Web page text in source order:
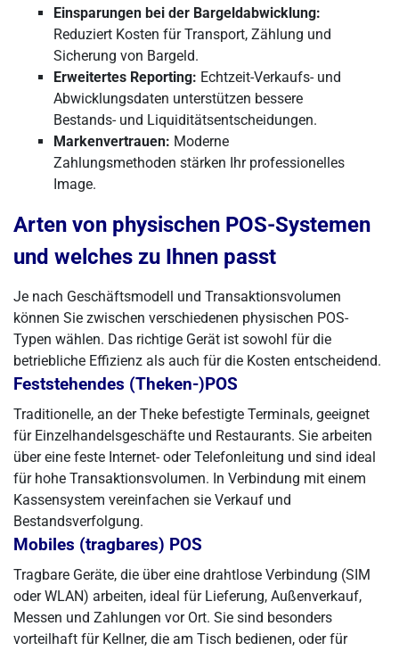
Einsparungen bei der Bargeldabwicklung:
Reduziert Kosten für Transport, Zählung und
Sicherung von Bargeld.
Erweitertes Reporting: Echtzeit-Verkaufs- und
Abwicklungsdaten unterstützen bessere
Bestands- und Liquiditätsentscheidungen.
Markenvertrauen: Moderne
Zahlungsmethoden stärken Ihr professionelles
Image.
Arten von physischen POS-Systemen
und welches zu Ihnen passt
Je nach Geschäftsmodell und Transaktionsvolumen
können Sie zwischen verschiedenen physischen POS-
Typen wählen. Das richtige Gerät ist sowohl für die
betriebliche Effizienz als auch für die Kosten entscheidend.
Feststehendes (Theken-)POS
Traditionelle, an der Theke befestigte Terminals, geeignet
für Einzelhandelsgeschäfte und Restaurants. Sie arbeiten
über eine feste Internet- oder Telefonleitung und sind ideal
für hohe Transaktionsvolumen. In Verbindung mit einem
Kassensystem vereinfachen sie Verkauf und
Bestandsverfolgung.
Mobiles (tragbares) POS
Tragbare Geräte, die über eine drahtlose Verbindung (SIM
oder WLAN) arbeiten, ideal für Lieferung, Außenverkauf,
Messen und Zahlungen vor Ort. Sie sind besonders
vorteilhaft für Kellner, die am Tisch bedienen, oder für